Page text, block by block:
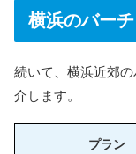
住所
横浜のバー
続いて、横浜近郊
介します。
プラン